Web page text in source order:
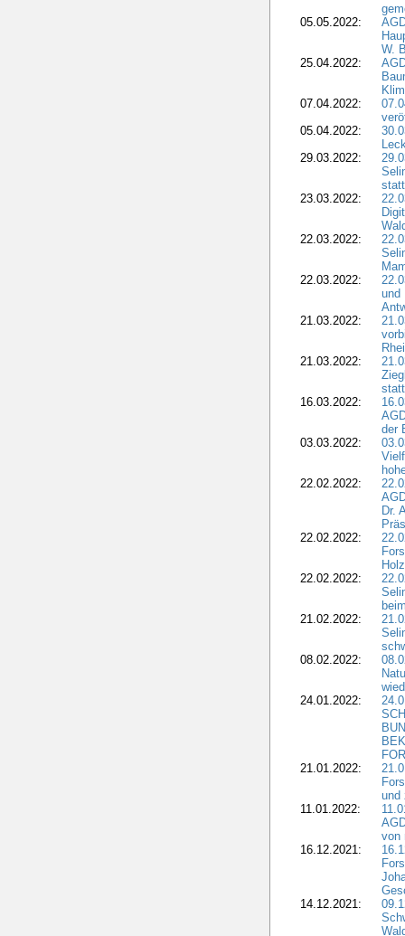
05.05.2022:
W.
25.04.2022:
07.04.2022:
05.04.2022:
29.03.2022:
23.03.2022:
22.03.2022:
22.03.2022:
und
21.03.2022:
21.03.2022:
16.03.2022:
der
03.03.2022:
22.02.2022:
Dr.
22.02.2022:
22.02.2022:
21.02.2022:
08.02.2022:
24.01.2022:
21.01.2022:
und
11.01.2022:
von
16.12.2021:
14.12.2021: